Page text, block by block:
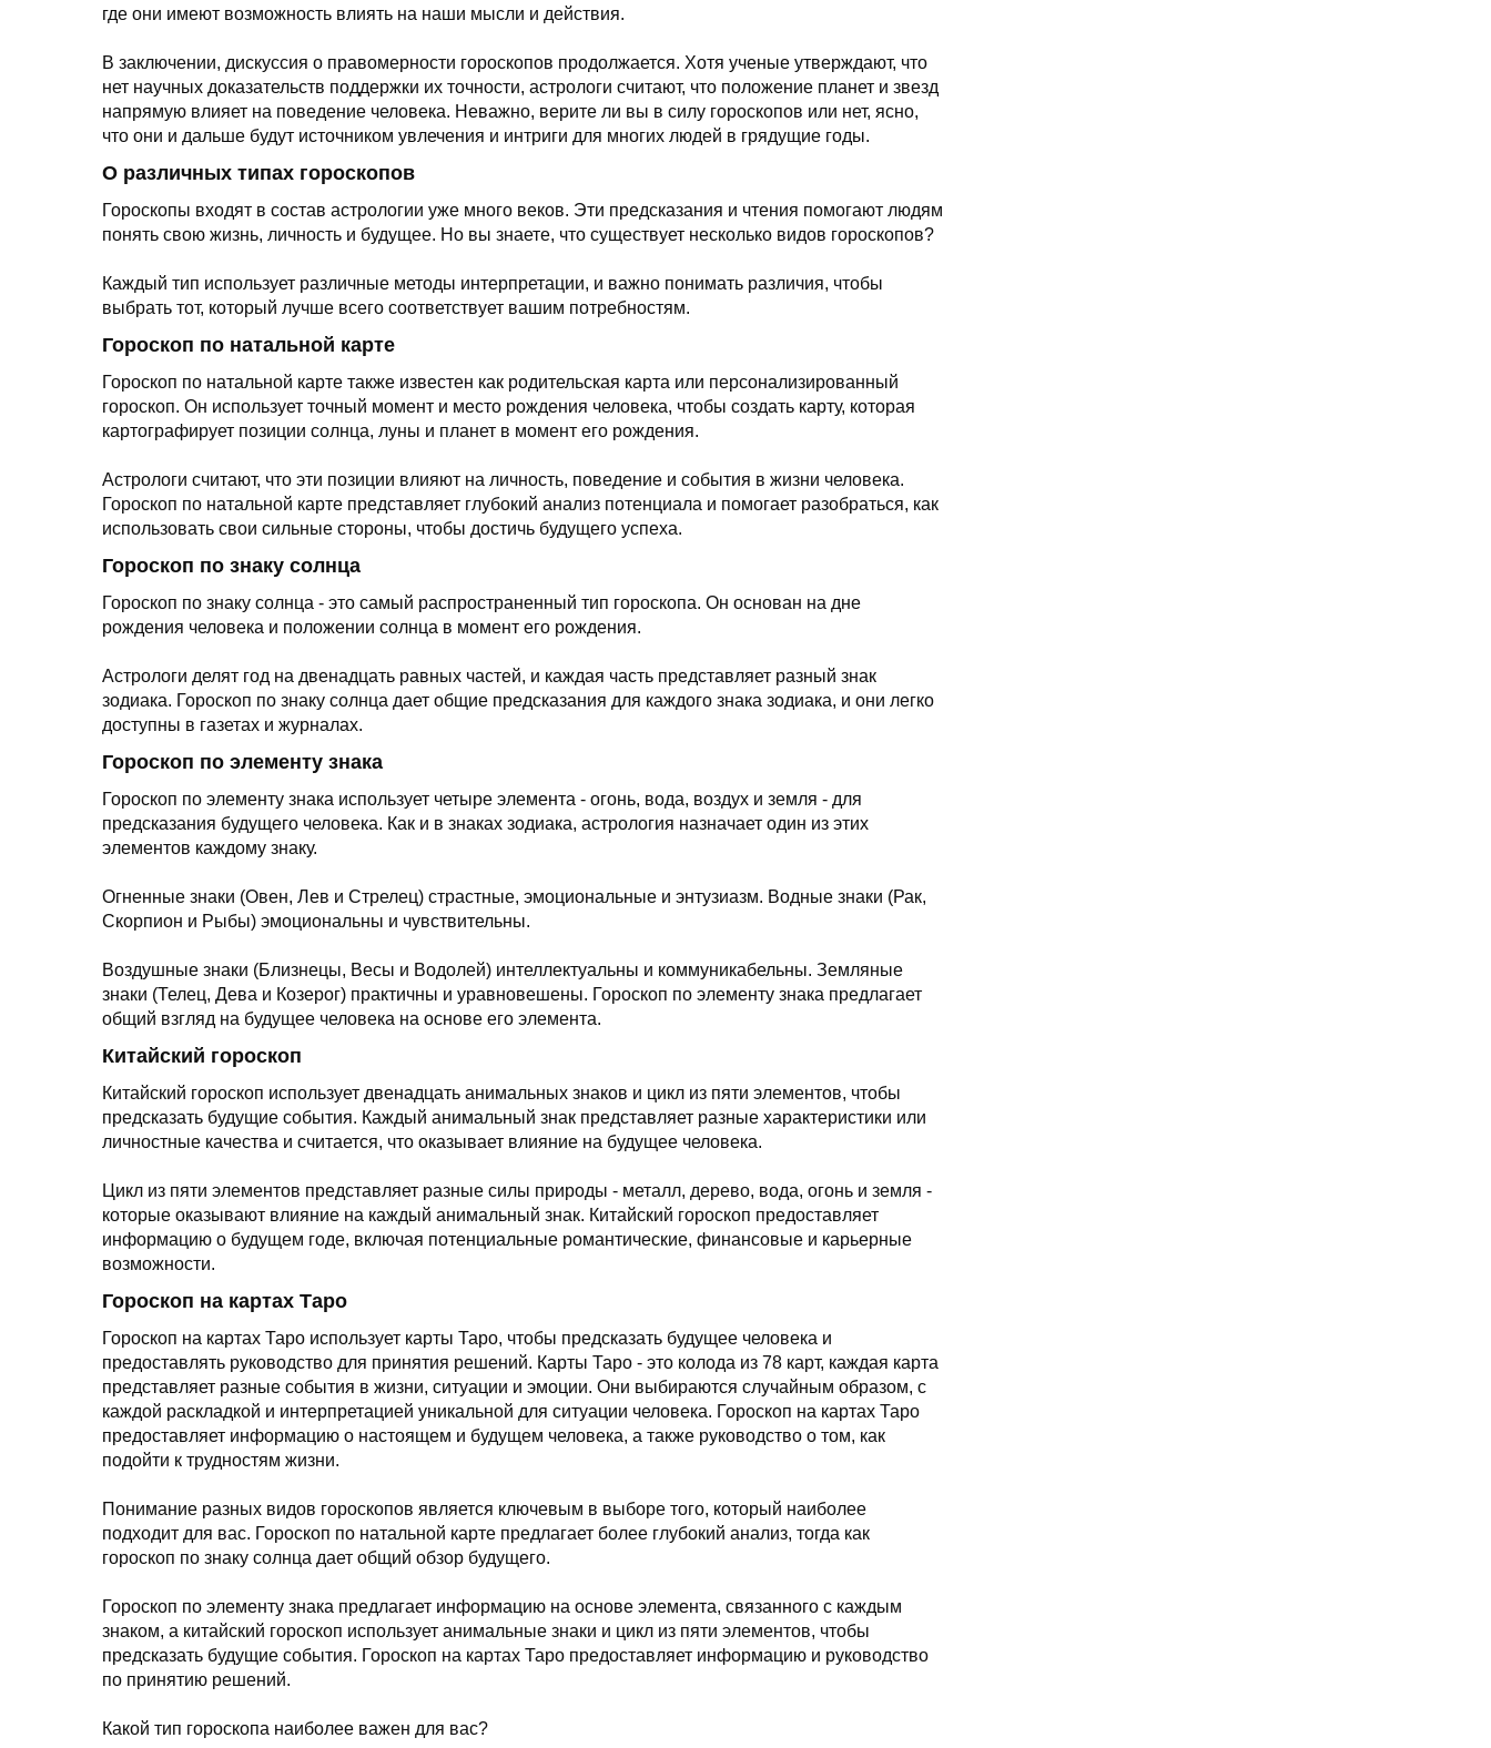
где они имеют возможность влиять на наши мысли и действия.
В заключении, дискуссия о правомерности гороскопов продолжается. Хотя ученые утверждают, что
нет научных доказательств поддержки их точности, астрологи считают, что положение планет и звезд
напрямую влияет на поведение человека. Неважно, верите ли вы в силу гороскопов или нет, ясно,
что они и дальше будут источником увлечения и интриги для многих людей в грядущие годы.
О различных типах гороскопов
Гороскопы входят в состав астрологии уже много веков. Эти предсказания и чтения помогают людям
понять свою жизнь, личность и будущее. Но вы знаете, что существует несколько видов гороскопов?
Каждый тип использует различные методы интерпретации, и важно понимать различия, чтобы
выбрать тот, который лучше всего соответствует вашим потребностям.
Гороскоп по натальной карте
Гороскоп по натальной карте также известен как родительская карта или персонализированный
гороскоп. Он использует точный момент и место рождения человека, чтобы создать карту, которая
картографирует позиции солнца, луны и планет в момент его рождения.
Астрологи считают, что эти позиции влияют на личность, поведение и события в жизни человека.
Гороскоп по натальной карте представляет глубокий анализ потенциала и помогает разобраться, как
использовать свои сильные стороны, чтобы достичь будущего успеха.
Гороскоп по знаку солнца
Гороскоп по знаку солнца - это самый распространенный тип гороскопа. Он основан на дне
рождения человека и положении солнца в момент его рождения.
Астрологи делят год на двенадцать равных частей, и каждая часть представляет разный знак
зодиака. Гороскоп по знаку солнца дает общие предсказания для каждого знака зодиака, и они легко
доступны в газетах и журналах.
Гороскоп по элементу знака
Гороскоп по элементу знака использует четыре элемента - огонь, вода, воздух и земля - для
предсказания будущего человека. Как и в знаках зодиака, астрология назначает один из этих
элементов каждому знаку.
Огненные знаки (Овен, Лев и Стрелец) страстные, эмоциональные и энтузиазм. Водные знаки (Рак,
Скорпион и Рыбы) эмоциональны и чувствительны.
Воздушные знаки (Близнецы, Весы и Водолей) интеллектуальны и коммуникабельны. Земляные
знаки (Телец, Дева и Козерог) практичны и уравновешены. Гороскоп по элементу знака предлагает
общий взгляд на будущее человека на основе его элемента.
Китайский гороскоп
Китайский гороскоп использует двенадцать анимальных знаков и цикл из пяти элементов, чтобы
предсказать будущие события. Каждый анимальный знак представляет разные характеристики или
личностные качества и считается, что оказывает влияние на будущее человека.
Цикл из пяти элементов представляет разные силы природы - металл, дерево, вода, огонь и земля -
которые оказывают влияние на каждый анимальный знак. Китайский гороскоп предоставляет
информацию о будущем годе, включая потенциальные романтические, финансовые и карьерные
возможности.
Гороскоп на картах Таро
Гороскоп на картах Таро использует карты Таро, чтобы предсказать будущее человека и
предоставлять руководство для принятия решений. Карты Таро - это колода из 78 карт, каждая карта
представляет разные события в жизни, ситуации и эмоции. Они выбираются случайным образом, с
каждой раскладкой и интерпретацией уникальной для ситуации человека. Гороскоп на картах Таро
предоставляет информацию о настоящем и будущем человека, а также руководство о том, как
подойти к трудностям жизни.
Понимание разных видов гороскопов является ключевым в выборе того, который наиболее
подходит для вас. Гороскоп по натальной карте предлагает более глубокий анализ, тогда как
гороскоп по знаку солнца дает общий обзор будущего.
Гороскоп по элементу знака предлагает информацию на основе элемента, связанного с каждым
знаком, а китайский гороскоп использует анимальные знаки и цикл из пяти элементов, чтобы
предсказать будущие события. Гороскоп на картах Таро предоставляет информацию и руководство
по принятию решений.
Какой тип гороскопа наиболее важен для вас?